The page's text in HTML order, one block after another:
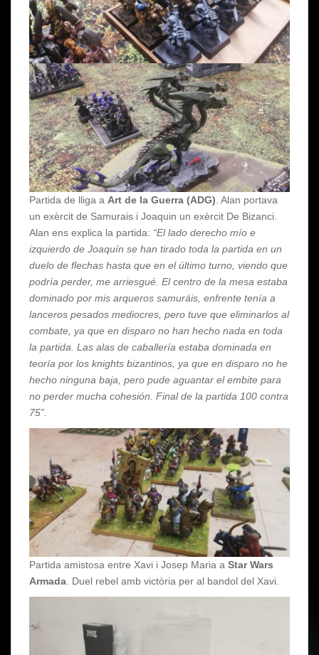
Partida de lliga a Art de la Guerra (ADG) . Alan portava
un exèrcit de Samurais i Joaquin un exèrcit De Bizanci.
Alan ens explica la partida: “El lado derecho mío e
izquierdo de Joaquín se han tirado toda la partida en un
duelo de flechas hasta que en el último turno, viendo que
podría perder, me arriesgué. El centro de la mesa estaba
dominado por mis arqueros samuráis, enfrente tenía a
lanceros pesados mediocres, pero tuve que eliminarlos al
combate, ya que en disparo no han hecho nada en toda
la partida. Las alas de caballería estaba dominada en
teoría por los knights bizantinos, ya que en disparo no he
hecho ninguna baja, pero pude aguantar el embite para
no perder mucha cohesión. Final de la partida 100 contra
75”.
Partida amistosa entre Xavi i Josep Maria a Star Wars
Armada . Duel rebel amb victòria per al bandol del Xavi.